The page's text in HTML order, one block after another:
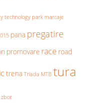
technology park marcaje
pana pregatire
promovare race road
trena Triada MTB tura
zbor